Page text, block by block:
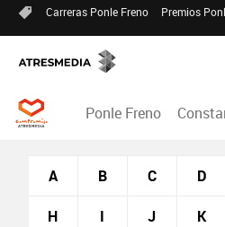
Carreras Ponle Freno Premios
Ponle Freno
A B C D
H I J K